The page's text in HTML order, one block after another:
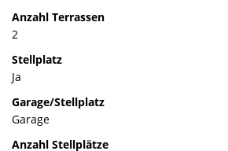
Anzahl Terrassen
2
Stellplatz
Ja
Garage/Stellplatz
Garage
Anzahl Stellplätze